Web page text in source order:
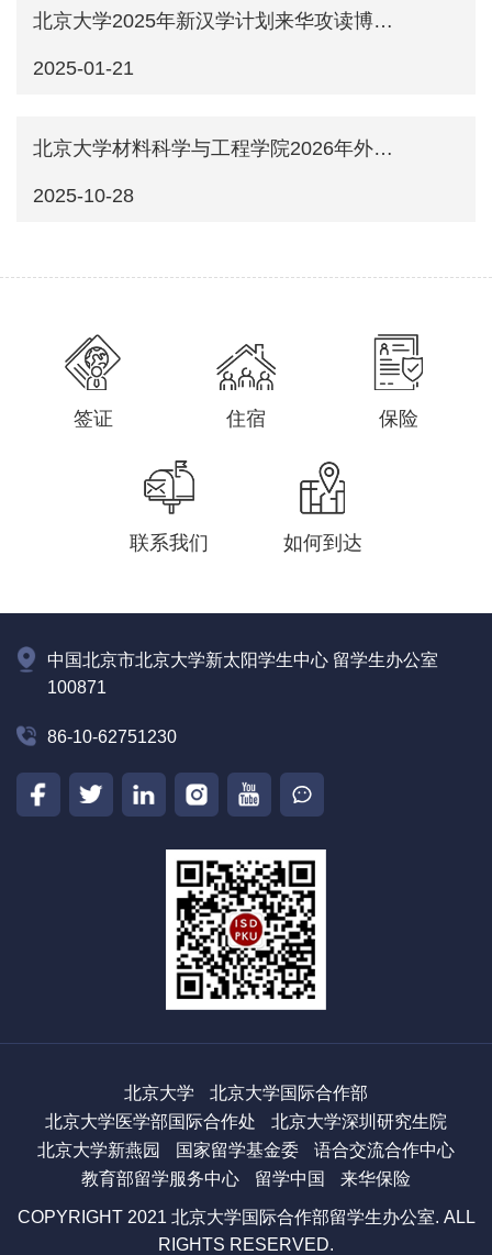
北京大学2025年新汉学计划来华攻读博士学位项目申请通知
2025-01-21
北京大学材料科学与工程学院2026年外国留学生研究生招生说明（中文授课项目）
2025-10-28
签证 住宿 保险
联系我们 如何到达
中国北京市北京大学新太阳学生中心 留学生办公室
100871
86-10-62751230
北京大学
北京大学国际合作部
北京大学医学部国际合作处
北京大学深圳研究生院
北京大学新燕园
国家留学基金委
语合交流合作中心
教育部留学服务中心
留学中国 来华保险
COPYRIGHT 2021 北京大学国际合作部留学生办公室. ALL
RIGHTS RESERVED.